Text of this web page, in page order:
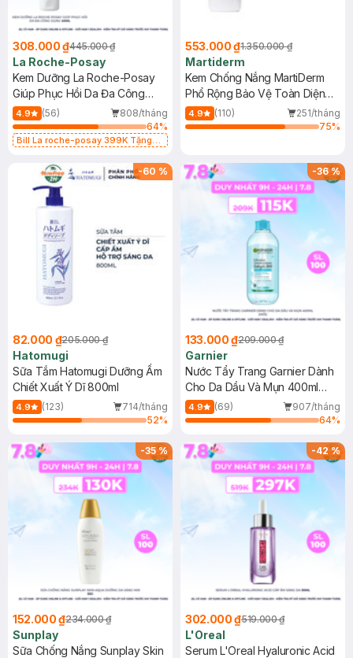
308.000 ₫445.000 ₫
La Roche-Posay
Kem Dưỡng La Roche-Posay
Giúp Phục Hồi Da Đa Công
Dụng 40ml
4.9 (56)
808/tháng
64%
Bill La roche-posay 399K Tặng
(SL có hạn)
553.000 ₫1.350.000 ₫
Martiderm
Kem Chống Nắng MartiDerm
Phổ Rộng Bảo Vệ Toàn Diện
40ml
4.9 (110)
251/tháng
75%
-60 %
82.000 ₫205.000 ₫
Hatomugi
Sữa Tắm Hatomugi Dưỡng Ẩm
Chiết Xuất Ý Dĩ 800ml
4.9 (123)
714/tháng
52%
-36%
133.000 ₫209.000 ₫
Garnier
Nước Tẩy Trang Garnier Dành
Cho Da Dầu Và Mụn 400ml
(Mới)
4.9 (69)
907/tháng
64%
-35%
152.000 ₫234.000 ₫
Sunplay
Sữa Chống Nắng Sunplay Skin
-42%
302.000 ₫519.000 ₫
L'Oreal
Serum L'Oreal Hyaluronic Acid